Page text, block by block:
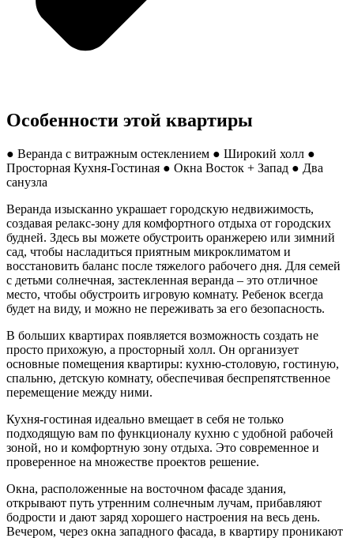
Особенности этой квартиры
● Веранда с витражным остеклением ● Широкий холл ●
Просторная Кухня-Гостиная ● Окна Восток + Запад ● Два
санузла
Веранда изысканно украшает городскую недвижимость,
создавая релакс-зону для комфортного отдыха от городских
будней. Здесь вы можете обустроить оранжерею или зимний
сад, чтобы насладиться приятным микроклиматом и
восстановить баланс после тяжелого рабочего дня. Для семей
с детьми солнечная, застекленная веранда – это отличное
место, чтобы обустроить игровую комнату. Ребенок всегда
будет на виду, и можно не переживать за его безопасность.
В больших квартирах появляется возможность создать не
просто прихожую, а просторный холл. Он организует
основные помещения квартиры: кухню-столовую, гостиную,
спальню, детскую комнату, обеспечивая беспрепятственное
перемещение между ними.
Кухня-гостиная идеально вмещает в себя не только
подходящую вам по функционалу кухню с удобной рабочей
зоной, но и комфортную зону отдыха. Это современное и
проверенное на множестве проектов решение.
Окна, расположенные на восточном фасаде здания,
открывают путь утренним солнечным лучам, прибавляют
бодрости и дают заряд хорошего настроения на весь день.
Вечером, через окна западного фасада, в квартиру проникают